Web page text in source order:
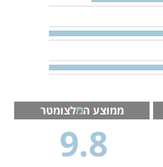
76.666666666667%
100%
100%
ממוצע ה לצומטר
9.8